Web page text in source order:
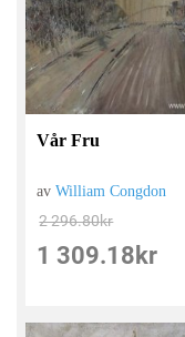
Vår Fru
avWilliam Congdon
2 296.80kr
1 309.18 kr